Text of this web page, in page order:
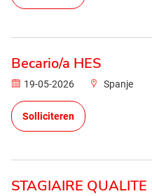
Becario/a HES
19-05-2026 Spanje
Solliciteren
STAGIAIRE QUALITE